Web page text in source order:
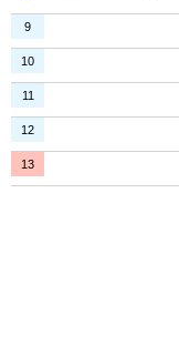
9
10
11
12
13